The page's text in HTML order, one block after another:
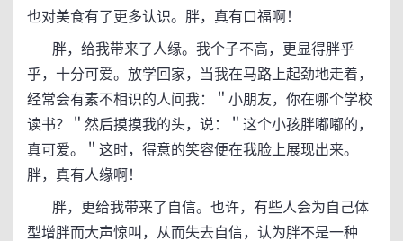
也对美食有了更多认识。胖，真有口福啊！
胖，给我带来了人缘。我个子不高，更显得胖乎
乎，十分可爱。放学回家，当我在马路上起劲地走着，
经常会有素不相识的人问我：＂小朋友，你在哪个学校
读书？＂然后摸摸我的头，说：＂这个小孩胖嘟嘟的，
真可爱。＂这时，得意的笑容便在我脸上展现出来。
胖，真有人缘啊！
胖，更给我带来了自信。也许，有些人会为自己体
型增胖而大声惊叫，从而失去自信，认为胖不是一种